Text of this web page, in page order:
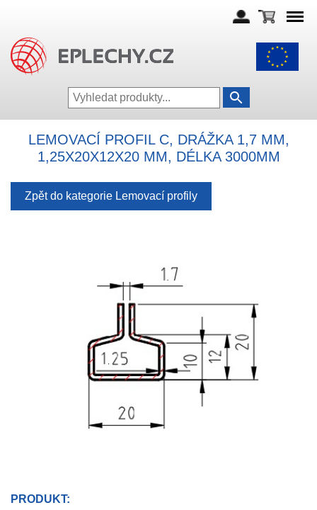
LEMOVACÍ PROFIL C, DRÁŽKA 1,7 MM,
1,25X20X12X20 MM, DÉLKA 3000MM
Zpět do kategorie Lemovací profily
PRODUKT: